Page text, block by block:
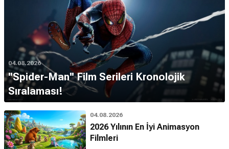
04.08.2026
''Spider-Man'' Film Serileri Kronolojik
Sıralaması!
04.08.2026
2026 Yılının En İyi Animasyon
Filmleri